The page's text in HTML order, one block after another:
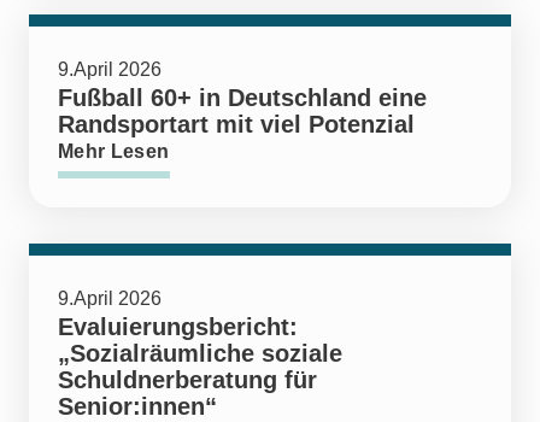
9.April 2026
Fußball 60+ in Deutschland eine
Randsportart mit viel Potenzial
Mehr Lesen
9.April 2026
Evaluierungsbericht:
„Sozialräumliche soziale
Schuldnerberatung für
Senior:innen“